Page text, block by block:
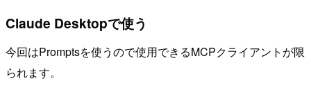
Claude Desktopで使う
今回はPromptsを使うので使用できるMCPクライアントが限
られます。